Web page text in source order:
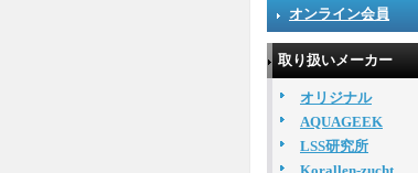
オンライン会員
取り扱いメーカー
オリジナル
AQUAGEEK
LSS研究所